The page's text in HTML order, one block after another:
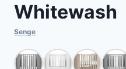
Whitewash
Senge